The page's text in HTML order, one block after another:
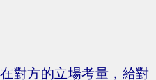
方的立場考量，給對